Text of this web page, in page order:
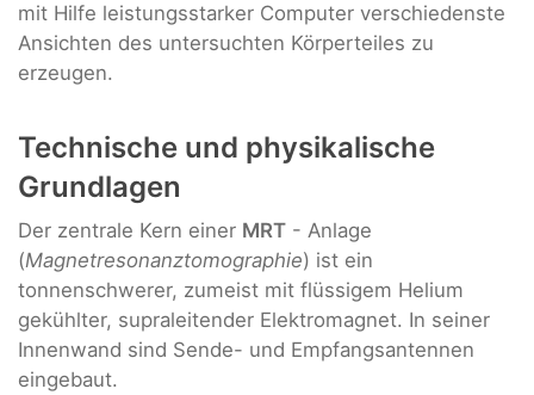
mit Hilfe leistungsstarker Computer verschiedenste
Ansichten des untersuchten Körperteiles zu
erzeugen.
Technische und physikalische
Grundlagen
Der zentrale Kern einer MRT - Anlage
(Magnetresonanztomographie) ist ein
tonnenschwerer, zumeist mit flüssigem Helium
gekühlter, supraleitender Elektromagnet. In seiner
Innenwand sind Sende- und Empfangsantennen
eingebaut.